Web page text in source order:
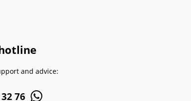
and advice:
76